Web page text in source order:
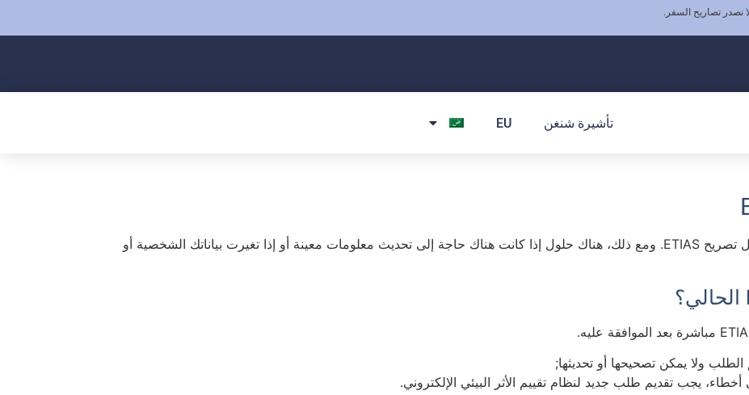
نصدر تصاريح السفر.
تأشيرة شنغن EU
بمجرد الحصول على تصريح ETIAS، لا يمكن تعديل تصريح ETIAS. ومع ذلك، هناك حلول إذا كانت هناك حاجة إلى تحديث معلومات معينة أو إذا تغيرت بياناتك الشخصية أو
ولا يمكن تصحيحها أو تحديثها;
يجب تقديم طلب جديد لنظام تقييم الأثر البيئي الإلكتروني.